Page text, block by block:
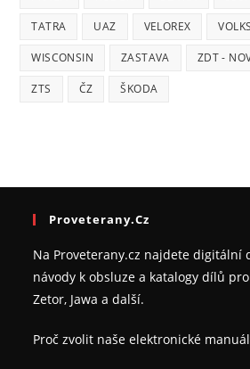
TATRA UAZ VELOREX
WISCONSIN ZASTAVA ZDT -
ZTS ČZ ŠKODA
Proveterany.cz
Na Proveterany.cz najdete digitální
návody k obsluze a katalogy dílů
Zetor, Jawa a další.
Proč zvolit naše elektronické